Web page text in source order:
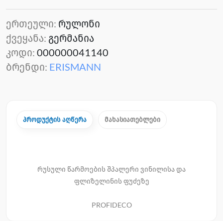
ერთეული: რულონი
ქვეყანა: გერმანია
კოდი: 000000041140
ბრენდი: ERISMANN
პროდუქტის აღწერა მახასიათებლები
რუსული წარმოების შპალერი ვინილისა და
ფლიზელინის ფუძეზე
PROFIDECO